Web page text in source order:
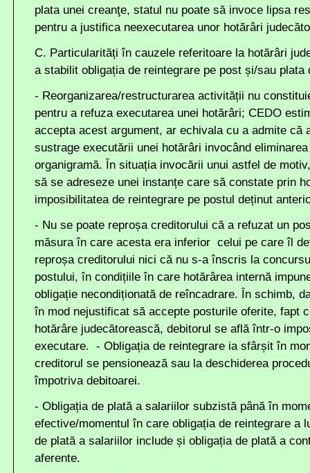
plata unei creanţe, statul nu poate să invoce lipsa
pentru a justifica neexecutarea unor hotărâri
C. Particularități în cauzele referitoare la hotărâri
a stabilit obligația de reintegrare pe post și/sau
- Reorganizarea/restructurarea activității nu
pentru a refuza executarea unei hotărâri; CEDO
accepta acest argument, ar echivala cu a admite că
sustrage executării unei hotărâri invocând
organigramă. În situația invocării unui astfel de
să se adreseze unei instanțe care să constate prin
imposibilitatea de reintegrare pe postul deținut
- Nu se poate reproșa creditorului că a refuzat un
măsura în care acesta era inferior celui pe care îl
reproșa creditorului nici că nu s-a înscris la
postului, în condițiile în care hotărârea internă
obligație necondiționată de reîncadrare. În schimb,
în mod nejustificat să accepte posturile oferite, fapt
hotărâre judecătorească, debitorul se află într-o
executare. - Obligația de reintegrare ia sfârșit în
creditorul se pensionează sau la deschiderea
împotriva debitoarei.
- Obligația de plată a salariilor subzistă până în
efective/momentul în care obligația de reintegrare a
de plată a salariilor include și obligația de plată a
aferente.